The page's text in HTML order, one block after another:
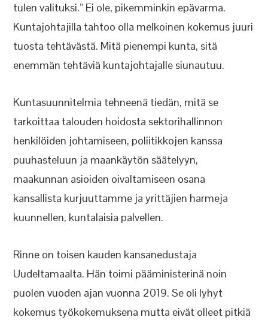
tulen valituksi.” Ei ole, pikemminkin epävarma.
Kuntajohtajilla tahtoo olla melkoinen kokemus juuri
tuosta tehtävästä. Mitä pienempi kunta, sitä
enemmän tehtäviä kuntajohtajalle siunautuu.
Kuntasuunnitelmia tehneenä tiedän, mitä se
tarkoittaa talouden hoidosta sektorihallinnon
henkilöiden johtamiseen, poliitikkojen kanssa
puuhasteluun ja maankäytön säätelyyn,
maakunnan asioiden oivaltamiseen osana
kansallista kurjuuttamme ja yrittäjien harmeja
kuunnellen, kuntalaisia palvellen.
Rinne on toisen kauden kansanedustaja
Uudeltamaalta. Hän toimi pääministerinä noin
puolen vuoden ajan vuonna 2019. Se oli lyhyt
kokemus työkokemuksena mutta eivät olleet pitkiä